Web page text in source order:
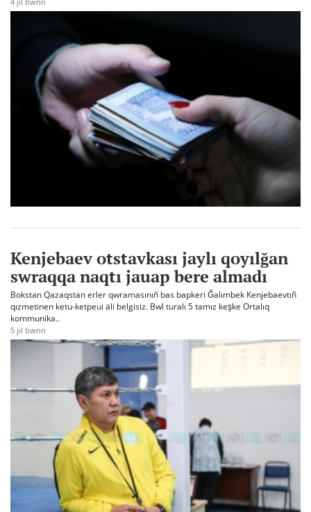
Kenjebaev otstavkası jaylı qoyılğan
swraqqa naqtı jauap bere almadı
Bokstan Qazaqstan erler qwramasınıñ bas bapkeri Ğalımbek Kenjebaevtıñ
qızmetinen ketu-ketpeui äli belgisiz. Bwl turalı 5 tamız keşke Ortalıq
kommunika..
5 jıl bwrın